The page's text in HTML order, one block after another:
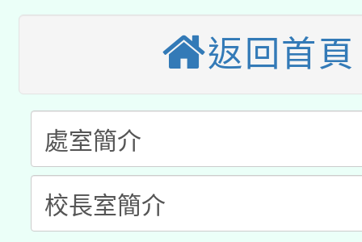
桃園市孔廟祈福系列
開 智慧啟航」
2026年桃園地景藝術
本校115學年度第2次
招甄選結果公告(無人
招)
適應運動共學行動站研
本館辦理115年度閱讀
暨閱讀推動專業研習
科技賦能─人工智慧
礎課程
A3數位素養講師名單
返回首頁